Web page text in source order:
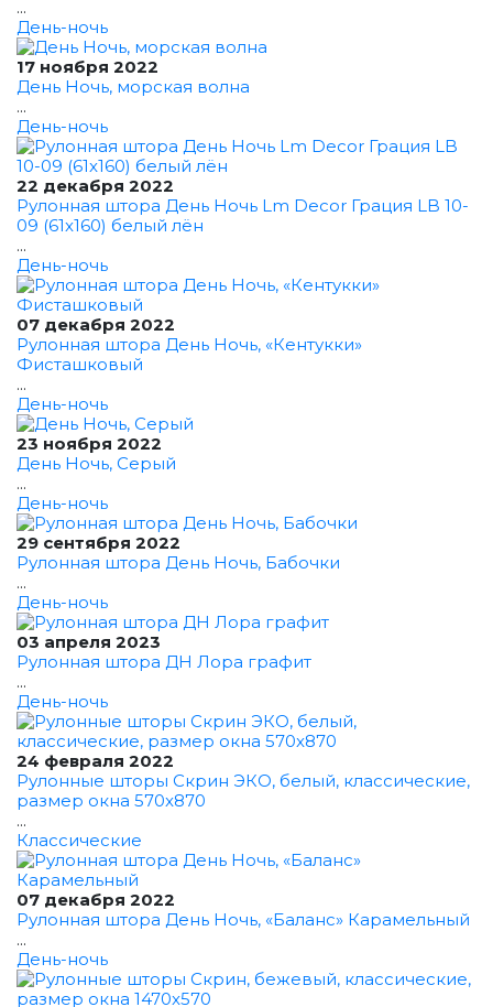
...
День-ночь
17 ноября 2022
День Ночь, морская волна
...
День-ночь
22 декабря 2022
Рулонная штора День Ночь Lm Decor Грация LB 10-
09 (61x160) белый лён
...
День-ночь
07 декабря 2022
Рулонная штора День Ночь, «Кентукки»
Фисташковый
...
День-ночь
23 ноября 2022
День Ночь, Серый
...
День-ночь
29 сентября 2022
Рулонная штора День Ночь, Бабочки
...
День-ночь
03 апреля 2023
Рулонная штора ДН Лора графит
...
День-ночь
24 февраля 2022
Рулонные шторы Скрин ЭКО, белый, классические,
размер окна 570x870
...
Классические
07 декабря 2022
Рулонная штора День Ночь, «Баланс» Карамельный
...
День-ночь